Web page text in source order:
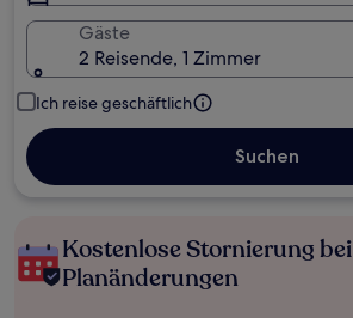
Gäste
2 Reisende, 1 Zimmer
Ich reise geschäftlich
Suchen
Kostenlose Stornierung bei
Planänderungen